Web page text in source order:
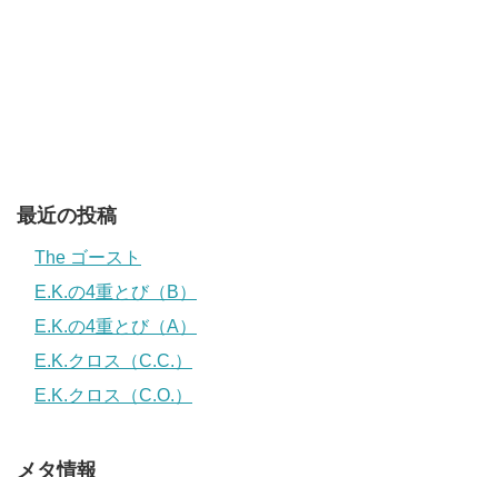
最近の投稿
The ゴースト
E.K.の4重とび（B）
E.K.の4重とび（A）
E.K.クロス（C.C.）
E.K.クロス（C.O.）
メタ情報